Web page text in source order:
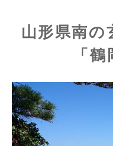
山形県南の
「